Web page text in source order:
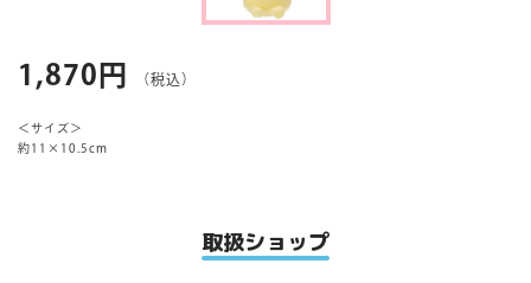
1,870円 （税込）
＜サイズ＞
約11×10.5cm
取扱ショップ